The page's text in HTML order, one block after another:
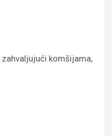
zahvaljujući komšijama,